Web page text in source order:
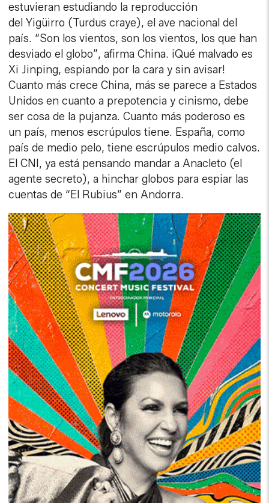
estuvieran estudiando la reproducción
del Yigüirro (Turdus craye), el ave nacional del
país. “Son los vientos, son los vientos, los que han
desviado el globo”, afirma China. ¡Qué malvado es
Xi Jinping, espiando por la cara y sin avisar!
Cuanto más crece China, más se parece a Estados
Unidos en cuanto a prepotencia y cinismo, debe
ser cosa de la pujanza. Cuanto más poderoso es
un país, menos escrúpulos tiene. España, como
país de medio pelo, tiene escrúpulos medio calvos.
El CNI, ya está pensando mandar a Anacleto (el
agente secreto), a hinchar globos para espiar las
cuentas de “El Rubius” en Andorra.